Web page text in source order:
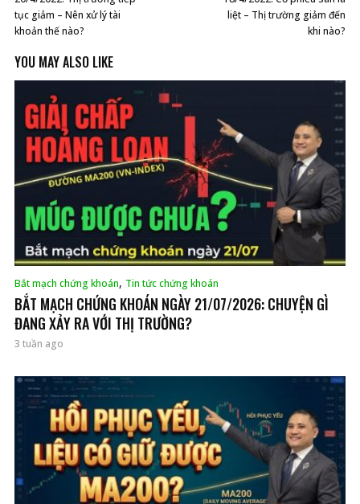
tục giảm – Nên xử lý tài
khoản thế nào?
liệt – Thị trường giảm đến
khi nào?
YOU MAY ALSO LIKE
Bắt mạch chứng khoán, Tin tức chứng khoán
BẮT MẠCH CHỨNG KHOÁN NGÀY 21/07/2026: CHUYỆN GÌ
ĐANG XẢY RA VỚI THỊ TRƯỜNG?
3 tuần ago